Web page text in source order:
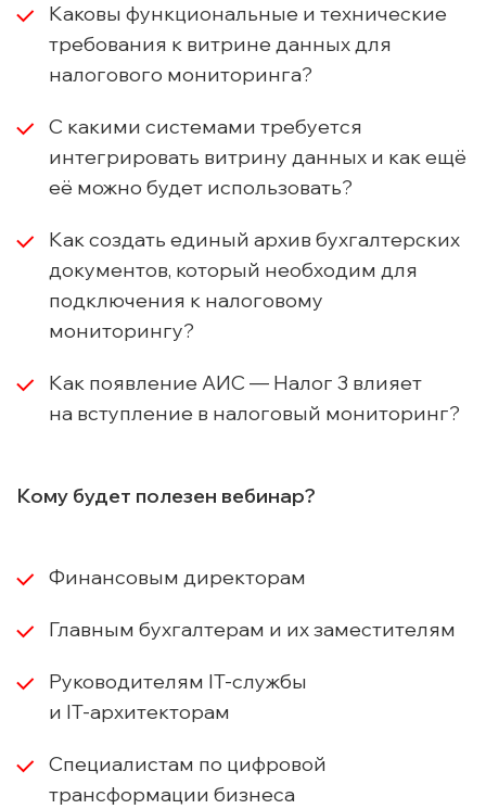
Каковы функциональные и технические
требования к витрине данных для
налогового мониторинга?
С какими системами требуется
интегрировать витрину данных и как ещё
её можно будет использовать?
Как создать единый архив бухгалтерских
документов, который необходим для
подключения к налоговому
мониторингу?
Как появление АИС — Налог 3 влияет
на вступление в налоговый мониторинг?
Кому будет полезен вебинар?
Финансовым директорам
Главным бухгалтерам и их заместителям
Руководителям IT-службы
и IT-архитекторам
Специалистам по цифровой
трансформации бизнеса